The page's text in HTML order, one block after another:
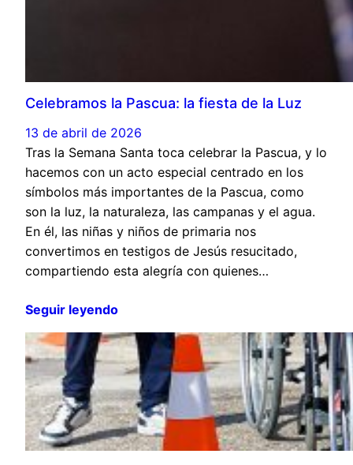
Celebramos la Pascua: la fiesta de la Luz
13 de abril de 2026
Tras la Semana Santa toca celebrar la Pascua, y lo
hacemos con un acto especial centrado en los
símbolos más importantes de la Pascua, como
son la luz, la naturaleza, las campanas y el agua.
En él, las niñas y niños de primaria nos
convertimos en testigos de Jesús resucitado,
compartiendo esta alegría con quienes…
Seguir leyendo